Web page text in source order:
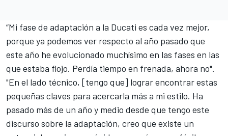
“Mi fase de adaptación a la Ducati es cada vez mejor,
porque ya podemos ver respecto al año pasado que
este año he evolucionado muchísimo en las fases en las
que estaba flojo. Perdía tiempo en frenada, ahora no".
"En el lado técnico, [tengo que] lograr encontrar estas
pequeñas claves para acercarla más a mi estilo. Ha
pasado más de un año y medio desde que tengo este
discurso sobre la adaptación, creo que existe un